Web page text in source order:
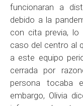
funcionaran a
debido a la
con cita previa,
caso del centro al
a este equipo
cerrada por
persona tocaba
embargo, Olivia